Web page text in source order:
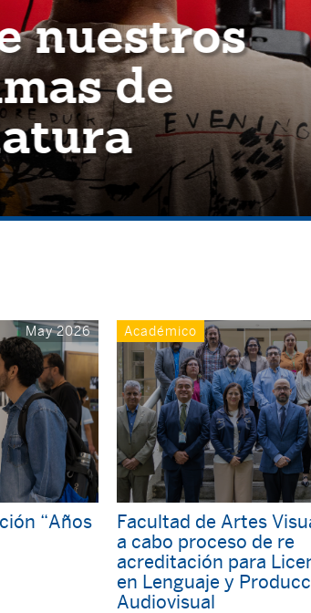
nuestros
de
May 2026
“Años
Académico
Facultad de Artes
a cabo proceso de re
acreditación para
en Lenguaje y
Audiovisual